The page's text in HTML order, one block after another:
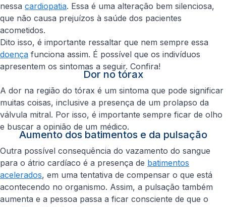
nessa cardiopatia. Essa é uma alteração bem silenciosa,
que não causa prejuízos à saúde dos pacientes
acometidos.
Dito isso, é importante ressaltar que nem sempre essa
doença funciona assim. É possível que os indivíduos
apresentem os sintomas a seguir. Confira!
Dor no tórax
A dor na região do tórax é um sintoma que pode significar
muitas coisas, inclusive a presença de um prolapso da
válvula mitral. Por isso, é importante sempre ficar de olho
e buscar a opinião de um médico.
Aumento dos batimentos e da pulsação
Outra possível consequência do vazamento do sangue
para o átrio cardíaco é a presença de batimentos
acelerados, em uma tentativa de compensar o que está
acontecendo no organismo. Assim, a pulsação também
aumenta e a pessoa passa a ficar consciente de que o